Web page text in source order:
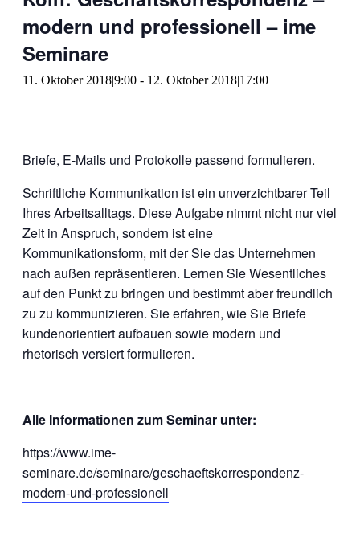
modern und professionell – ime
Seminare
11. Oktober 2018|9:00 - 12. Oktober 2018|17:00
Briefe, E-Mails und Protokolle passend formulieren.
Schriftliche Kommunikation ist ein unverzichtbarer Teil
Ihres Arbeitsalltags. Diese Aufgabe nimmt nicht nur viel
Zeit in Anspruch, sondern ist eine
Kommunikationsform, mit der Sie das Unternehmen
nach außen repräsentieren. Lernen Sie Wesentliches
auf den Punkt zu bringen und bestimmt aber freundlich
zu zu kommunizieren. Sie erfahren, wie Sie Briefe
kundenorientiert aufbauen sowie modern und
rhetorisch versiert formulieren.
Alle Informationen zum Seminar unter:
https://www.ime-
seminare.de/seminare/geschaeftskorrespondenz-
modern-und-professionell